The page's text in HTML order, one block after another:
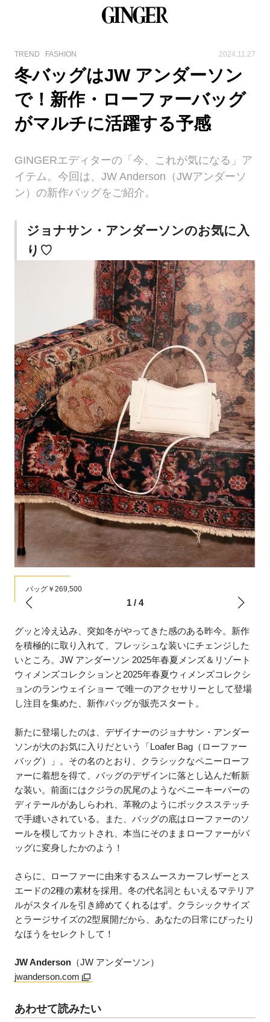
TREND FASHION 2024.11.27
冬バッグはJW アンダーソン
で！新作・ローファーバッグ
がマルチに活躍する予感
GINGERエディターの「今、これが気になる」ア
イテム。今回は、JW Anderson（JWアンダーソ
ン）の新作バッグをご紹介。
ジョナサン・アンダーソンのお気に入
り♡
バッグ￥269,500
1/ 4
グッと冷え込み、突如冬がやってきた感のある昨今。新作
を積極的に取り入れて、フレッシュな装いにチェンジした
いところ。JW アンダーソン 2025年春夏メンズ＆リゾート
ウィメンズコレクションと2025年春夏ウィメンズコレクシ
ョンのランウェイショー で唯一のアクセサリーとして登場
し注目を集めた、新作バッグが販売スタート。
新たに登場したのは、デザイナーのジョナサン・アンダー
ソンが大のお気に入りだという「Loafer Bag（ローファー
バッグ）」。その名のとおり、クラシックなペニーローフ
ァーに着想を得て、バッグのデザインに落とし込んだ斬新
な装い。前面にはクジラの尻尾のようなペニーキーパーの
ディテールがあしらわれ、革靴のようにボックスステッチ
で手縫いされている。また、バッグの底はローファーのソ
ールを模してカットされ、本当にそのままローファーがバ
ッグに変身したかのよう！
さらに、ローファーに由来するスムースカーフレザーとス
エードの2種の素材を採用。冬の代名詞ともいえるマテリア
ルがスタイルを引き締めてくれるはず。クラシックサイズ
とラージサイズの2型展開だから、あなたの日常にぴったり
なほうをセレクトして！
JW Anderson （JW アンダーソン）
jwanderson.com
あわせて読みたい